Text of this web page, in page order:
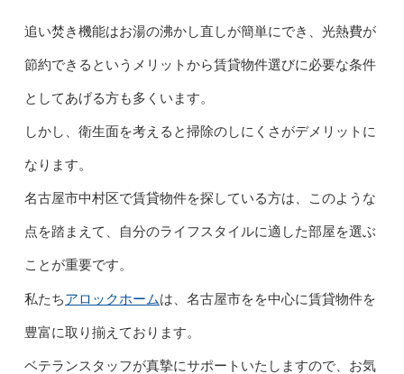
追い焚き機能はお湯の沸かし直しが簡単にでき、光熱費が
節約できるというメリットから賃貸物件選びに必要な条件
としてあげる方も多くいます。
しかし、衛生面を考えると掃除のしにくさがデメリットに
なります。
名古屋市中村区で賃貸物件を探している方は、このような
点を踏まえて、自分のライフスタイルに適した部屋を選ぶ
ことが重要です。
私たちアロックホームは、名古屋市をを中心に賃貸物件を
豊富に取り揃えております。
ベテランスタッフが真摯にサポートいたしますので、お気